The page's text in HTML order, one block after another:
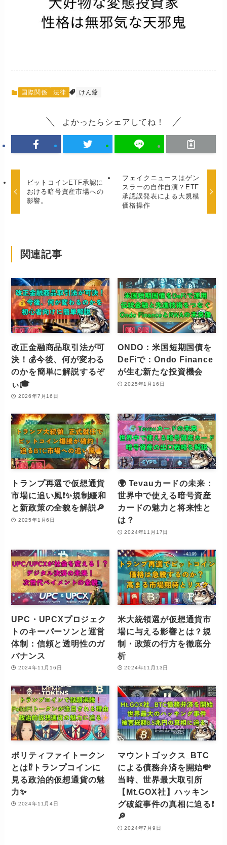
国際関係 法律 けん爺
よかったらシェアしてね！
ビットコインETF承認に
おける暗号資産市場への
影響。
フェイクニュースはゲン
スラーの自作自演？ETF
承認誤発表による大規模
価格操作
関連記事
改正金融商品取引法が可
決！💰今後、何が変わる
のかを簡単に解説するぞ
ぃ🎓
2026年7月16日
ONDO：米国短期国債を
DeFiで：Ondo Finance
が生む新たな投資機会
2025年1月16日
トランプ再選で仮想通貨
市場に追い風❗️✨規制緩和
と新政策の全貌を解説🔎
2025年1月6日
🌍 Tevauカードの未来：
世界中で使える暗号資産
カードの魅力と将来性と
は？
2024年11月17日
UPC・UPCXプロジェク
トのキーパーソンと運営
体制：信頼と透明性のガ
バナンス
2024年11月16日
米大統領選が仮想通貨市
場に与える影響とは？規
制・政策の行方を徹底分
析
2024年11月13日
ポリティファイトークン
とは⁉️トランプコインに
見る政治的仮想通貨の魅
力✨
2024年11月4日
マウントゴックス_BTC
による債務弁済を開始💸
当時、世界最大取引所
【Mt.GOX社】ハッキン
グ破綻事件の真相に迫る❗️
🔎
2024年7月9日